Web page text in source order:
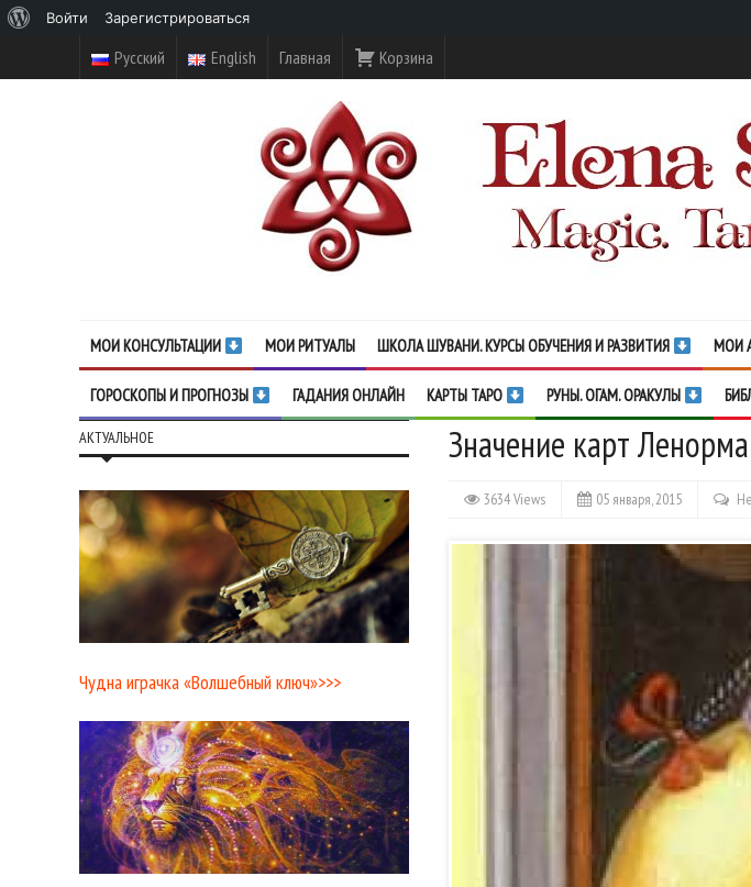
Русский English Главная Корзина
МОИ КОНСУЛЬТАЦИИ МОИ РИТУАЛЫ ШКОЛА ШУВАНИ. КУРСЫ ОБУЧЕНИЯ И РАЗВИТИЯ МОИ
ГОРОСКОПЫ И ПРОГНОЗЫ ГАДАНИЯ ОНЛАЙН КАРТЫ ТАРО РУНЫ. ОГАМ. ОРАКУЛЫ
Значение карт
3634 Views 05 января, 2015
АКТУАЛЬНОЕ
Чудна играчка «Волшебный ключ»>>>
WordPress
Войти Зарегистрироваться